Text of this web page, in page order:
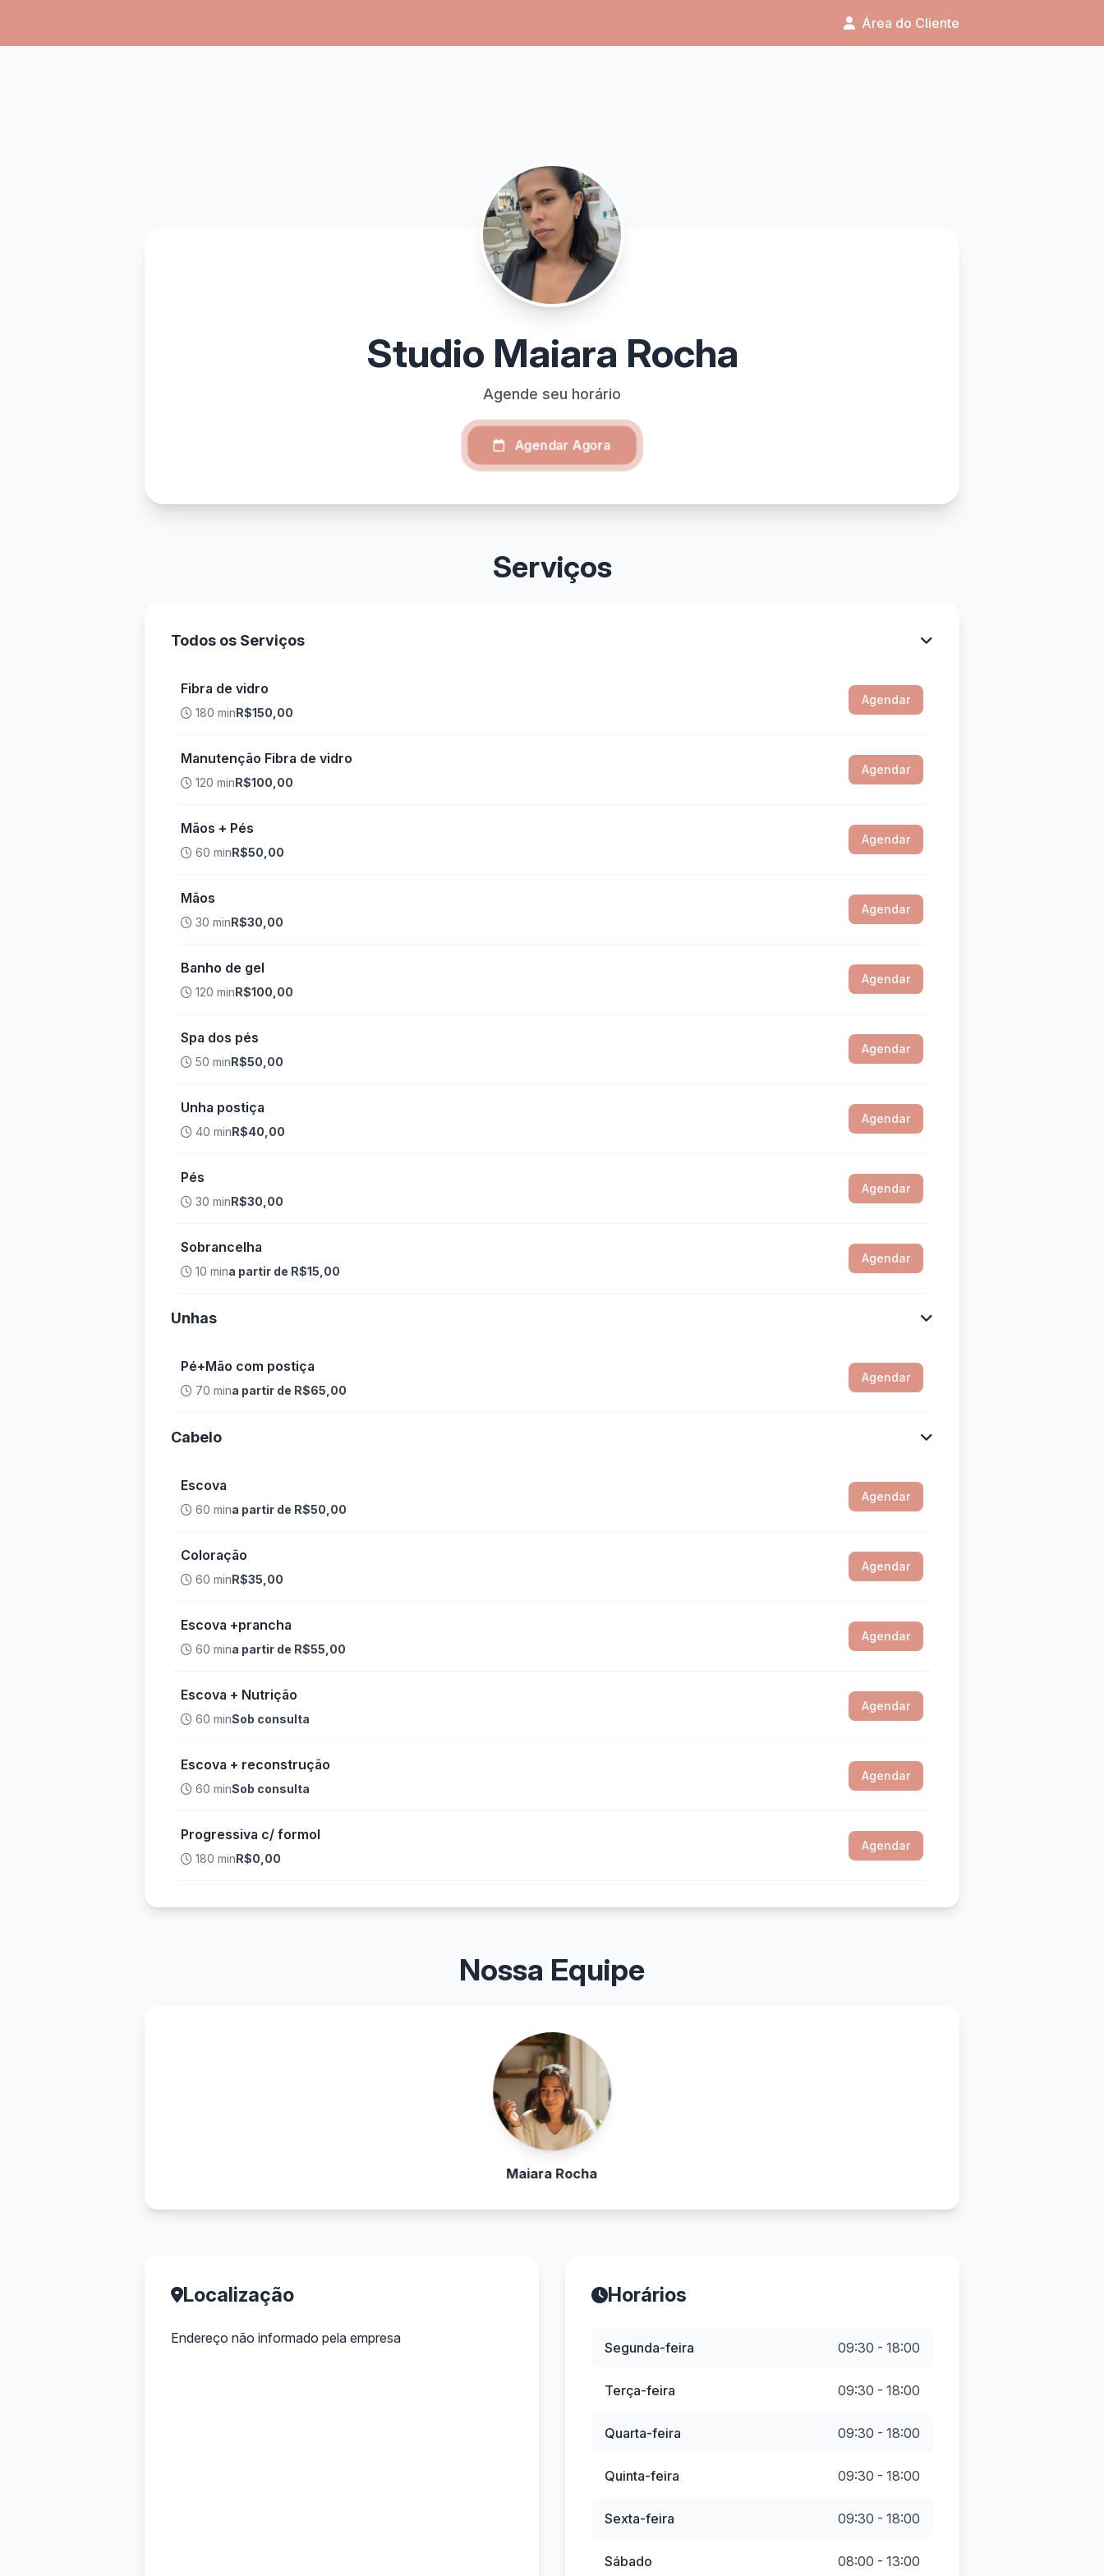
Área do Cliente
Studio Maiara Rocha
Agende seu horário
Agendar Agora
Serviços
Todos os Serviços
Fibra de vidro
180 minR$150,00
Agendar
Manutenção Fibra de vidro
120 minR$100,00
Agendar
Mãos + Pés
60 minR$50,00
Agendar
Mãos
30 minR$30,00
Agendar
Banho de gel
120 minR$100,00
Agendar
Spa dos pés
50 minR$50,00
Agendar
Unha postiça
40 minR$40,00
Agendar
Pés
30 minR$30,00
Agendar
Sobrancelha
10 mina partir de R$15,00
Agendar
Unhas
Pé+Mão com postiça
70 mina partir de R$65,00
Agendar
Cabelo
Escova
60 mina partir de R$50,00
Agendar
Coloração
60 minR$35,00
Agendar
Escova +prancha
60 mina partir de R$55,00
Agendar
Escova + Nutrição
60 minSob consulta
Agendar
Escova + reconstrução
60 minSob consulta
Agendar
Progressiva c/ formol
180 minR$0,00
Agendar
Nossa Equipe
Maiara Rocha
Localização
Endereço não informado pela empresa
Horários
Segunda-feira 09:30 - 18:00
Terça-feira 09:30 - 18:00
Quarta-feira 09:30 - 18:00
Quinta-feira 09:30 - 18:00
Sexta-feira 09:30 - 18:00
Sábado 08:00 - 13:00